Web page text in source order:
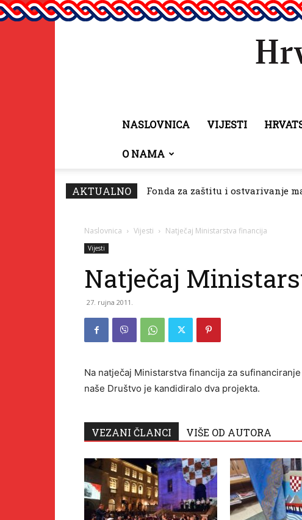
NASLOVNICA VIJESTI
O NAMA
AKTUALNO Fonda za zaštitu i ostvarivanje
Naslovnica Vijesti Natječaj Ministarstva financija
Vijesti
Natječaj
27. rujna 2011.
Na natječaj Ministarstva financija za
naše Društvo je kandidiralo dva projekta.
VEZANI ČLANCI VIŠE OD AUTORA